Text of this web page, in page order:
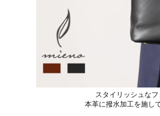
スタイリッシュな
本革に撥水加工を施し